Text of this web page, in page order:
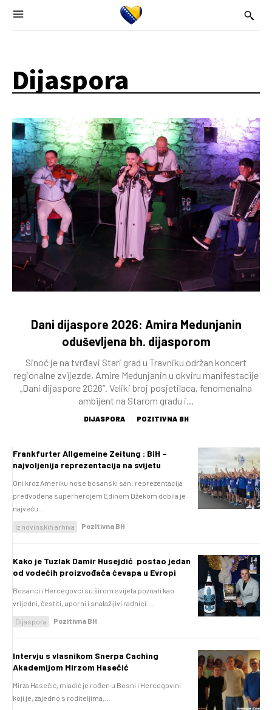
Dijaspora
Dani dijaspore 2026: Amira Medunjanin
oduševljena bh. dijasporom
Sinoć je na tvrđavi Stari grad u Travniku održan koncert
regionalne zvijezde, Amire Medunjanin u okviru manifestacije
„Dani dijaspore 2026“. Veliki broj posjetilaca, fenomenalna
ambijent na Starom gradu i...
DIJASPORA POZITIVNA BH
Frankfurter Allgemeine Zeitung : BiH –
najvoljenija reprezentacija na svijetu
Oni kroz Ameriku nose bosanski san: reprezentacija
predvođena superherojem Edinom Džekom dobila je
najveću...
Iz novinskih arhiva Pozitivna BH
Kako je Tuzlak Damir Husejdić postao jedan
od vodećih proizvođača ćevapa u Evropi
Bosanci i Hercegovci su širom svijeta poznati kao
vrijedni, čestiti, uporni i snalažljivi radnici....
Dijaspora Pozitivna BH
Intervju s vlasnikom Snerpa Caching
Akademijom Mirzom Hasečić
Mirza Hasečić, mladić je rođen u Bosni i Hercegovini
koji je, zajedno s roditeljima,...